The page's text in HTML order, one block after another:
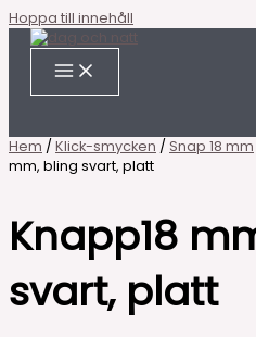
Hoppa till innehåll
Hem / Klick-smycken / Snap 18 mm
mm, bling svart, platt
Knapp18
svart, platt